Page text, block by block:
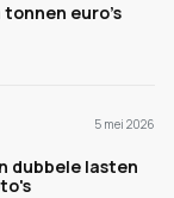
tonnen euro's
5 mei 2026
dubbele lasten